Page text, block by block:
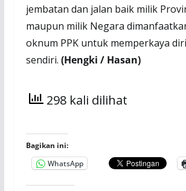
jembatan dan jalan baik milik
maupun milik Negara
oknum PPK untuk memperkaya diri
sendiri. (Hengki / Hasan)
298 kali dilihat
Bagikan ini:
WhatsApp